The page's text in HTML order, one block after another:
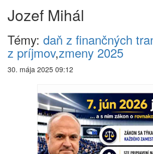
Jozef Mihál
Témy: daň z finančných
z príjmov,zmeny 2025
30. mája 2025 09:12